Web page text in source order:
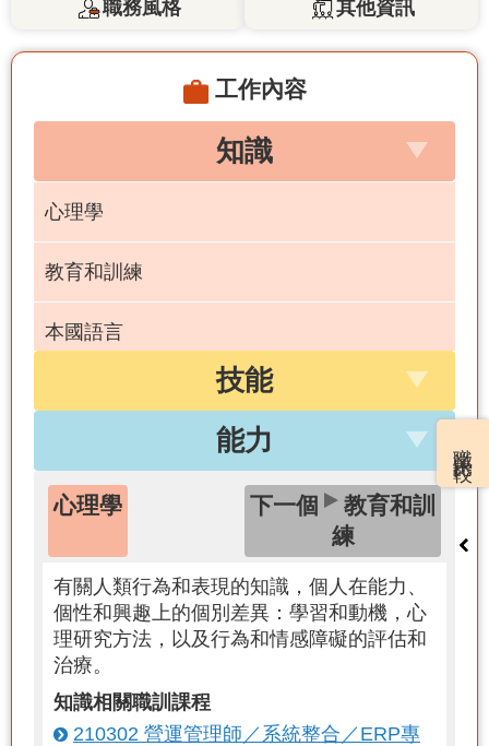
職務風格
其他資訊
工作內容
知識
心理學
教育和訓練
本國語言
傳播和媒體
技能
能力
心理學 下一個
教育和訓
練
有關人類行為和表現的知識，個人在能力、
個性和興趣上的個別差異：學習和動機，心
理研究方法，以及行為和情感障礙的評估和
治療。
知識相關職訓課程
210302 營運管理師／系統整合／ERP專